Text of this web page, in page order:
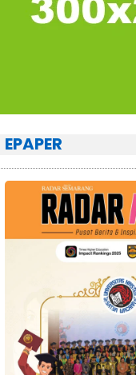
EPAPER